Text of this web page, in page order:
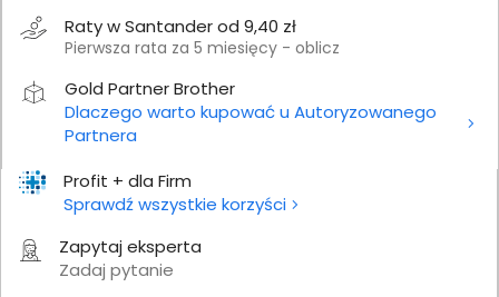
Profit + dla Firm
Sprawdź wszystkie korzyści
Zapytaj eksperta
Zadaj pytanie
Raty w Santander od 9,40 zł
Pierwsza rata za 5 miesięcy - oblicz
Gold Partner Brother
Dlaczego warto kupować u Autoryzowanego
Partnera